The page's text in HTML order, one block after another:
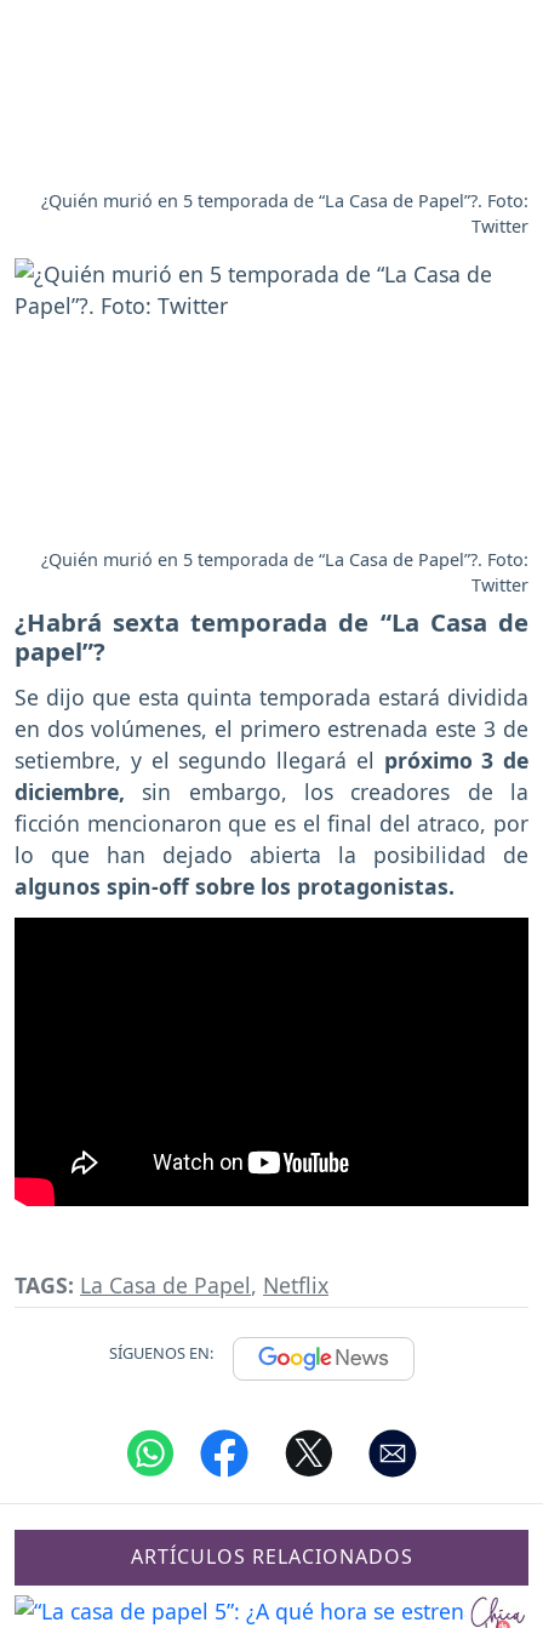
¿Quién murió en 5 temporada de “La Casa de Papel”?. Foto:
Twitter
¿Quién murió en 5 temporada de “La Casa de Papel”?. Foto:
Twitter
¿Habrá sexta temporada de “La Casa de
papel”?
Se dijo que esta quinta temporada estará dividida
en dos volúmenes, el primero estrenada este 3 de
setiembre, y el segundo llegará el próximo 3 de
diciembre, sin embargo, los creadores de la
ficción mencionaron que es el final del atraco, por
lo que han dejado abierta la posibilidad de
algunos spin-off sobre los protagonistas.
TAGS: La Casa de Papel, Netflix
SÍGUENOS EN:
ARTÍCULOS RELACIONADOS